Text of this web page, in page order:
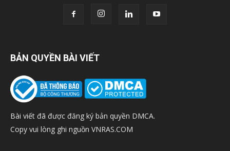
BẢN QUYỀN BÀI VIẾT
Bài viết đã được đăng ký bản quyền DMCA.
Copy vui lòng ghi nguồn VNRAS.COM